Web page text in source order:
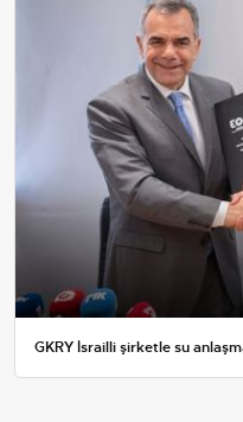
GKRY İsrailli şirketle su